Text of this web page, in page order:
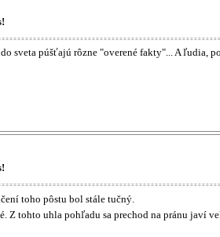
sveta púšťajú rôzne "overené fakty"... A
toho pôstu bol stále tučný.
tohto uhla pohľadu sa prechod na pránu javí